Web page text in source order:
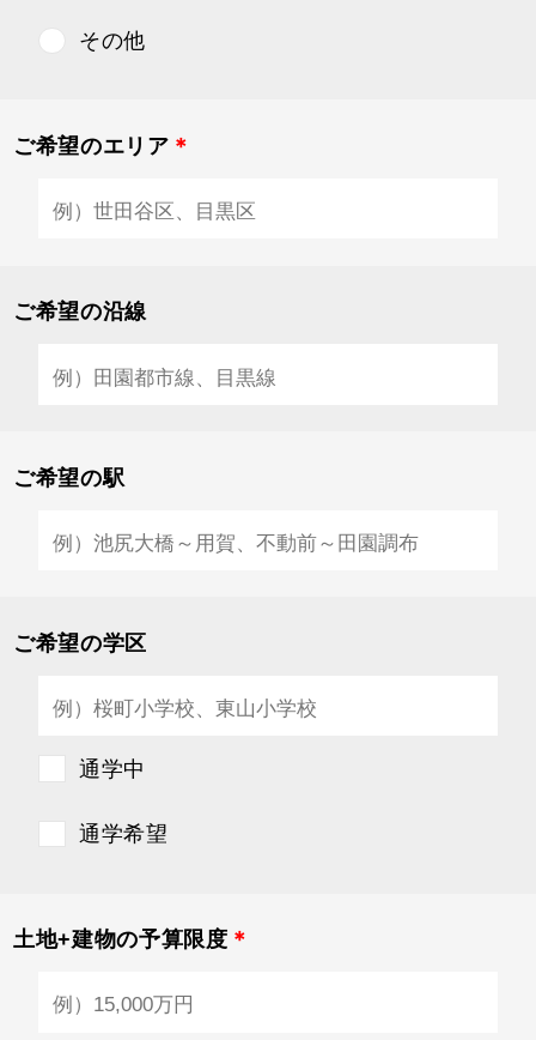
その他
ご希望のエリア ＊
ご希望の沿線
ご希望の駅
ご希望の学区
通学中
通学希望
土地+建物の予算限度 ＊